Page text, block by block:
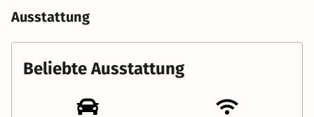
Ausstattung
Beliebte Ausstattung